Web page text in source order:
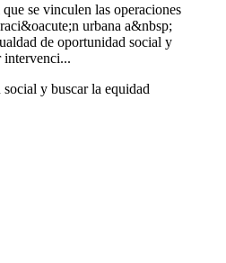
se vinculen las operaciones
urbana a&nbsp;
de oportunidad social y
intervenci...
y buscar la equidad